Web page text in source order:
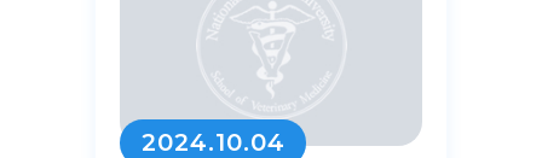
2024.10.04